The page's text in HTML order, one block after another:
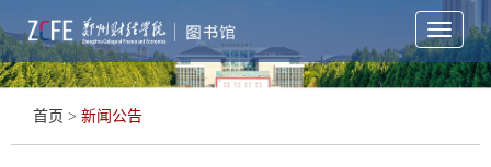
Toggle
首页 > 新闻公告